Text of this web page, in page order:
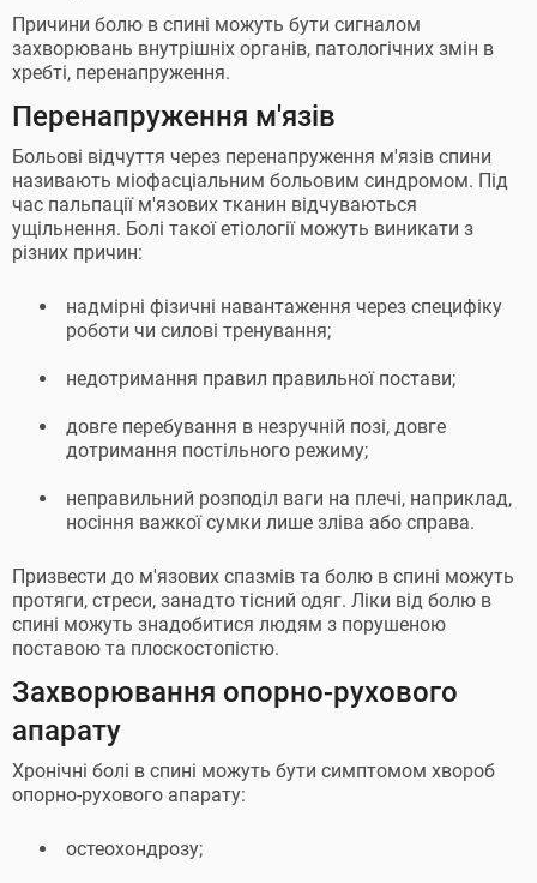
Причини болю в спині можуть бути сигналом
захворювань внутрішніх органів, патологічних змін в
хребті, перенапруження.
Перенапруження м'язів
Больові відчуття через перенапруження м'язів спини
називають міофасціальним больовим синдромом. Під
час пальпації м'язових тканин відчуваються
ущільнення. Болі такої етіології можуть виникати з
різних причин:
надмірні фізичні навантаження через специфіку
роботи чи силові тренування;
недотримання правил правильної постави;
довге перебування в незручній позі, довге
дотримання постільного режиму;
неправильний розподіл ваги на плечі, наприклад,
носіння важкої сумки лише зліва або справа.
Призвести до м'язових спазмів та болю в спині можуть
протяги, стреси, занадто тісний одяг. Ліки від болю в
спині можуть знадобитися людям з порушеною
поставою та плоскостопістю.
Захворювання опорно-рухового
апарату
Хронічні болі в спині можуть бути симптомом хвороб
опорно-рухового апарату:
остеохондрозу;